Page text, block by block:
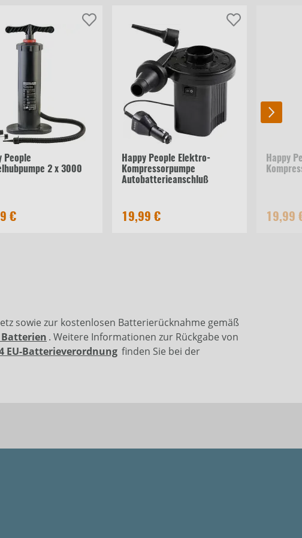
People
2 x 3000
€
Happy People Elektro-
Kompressorpumpe
Autobatterieanschluß
19,99 €
Happy
19,99
sowie zur kostenlosen Batterierücknahme gemäß
. Weitere Informationen zur Rückgabe von
EU-Batterieverordnung finden Sie bei der